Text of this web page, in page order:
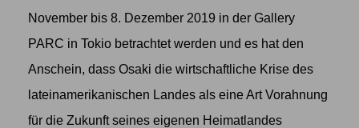
November bis 8. Dezember 2019 in der Gallery
PARC in Tokio betrachtet werden und es hat den
Anschein, dass Osaki die wirtschaftliche Krise des
lateinamerikanischen Landes als eine Art Vorahnung
für die Zukunft seines eigenen Heimatlandes